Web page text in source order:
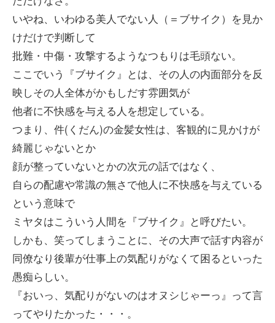
いやね、いわゆる美人でない人（＝ブサイク）を見か
けだけで判断して
批難・中傷・攻撃するようなつもりは毛頭ない。
ここでいう『ブサイク』とは、その人の内面部分を反
映しその人全体がかもしだす雰囲気が
他者に不快感を与える人を想定している。
つまり、件(くだん)の金髪女性は、客観的に見かけが
綺麗じゃないとか
顔が整っていないとかの次元の話ではなく、
自らの配慮や常識の無さで他人に不快感を与えている
という意味で
ミヤタはこういう人間を『ブサイク』と呼びたい。
しかも、笑ってしまうことに、その大声で話す内容が
同僚なり後輩が仕事上の気配りがなくて困るといった
愚痴らしい。
『おいっ、気配りがないのはオヌシじゃーっ』って言
ってやりたかった・・・。